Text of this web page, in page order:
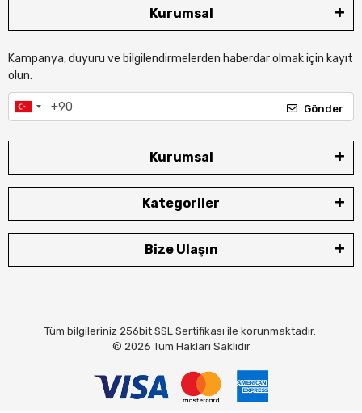
Kurumsal
Kampanya, duyuru ve bilgilendirmelerden haberdar olmak için kayıt
olun.
Gönder
Kurumsal
Kategoriler
Bize Ulaşın
Tüm bilgileriniz 256bit SSL Sertifikası ile korunmaktadır.
© 2026 Tüm Hakları Saklıdır